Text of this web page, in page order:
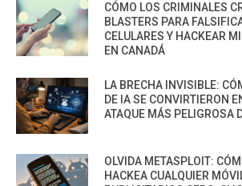
CÓMO LOS CRIMINALES
BLASTERS PARA
CELULARES Y HACKEAR
EN CANADÁ
LA BRECHA INVISIBLE:
DE IA SE CONVIRTIERON
ATAQUE MÁS PELIGROSA
OLVIDA METASPLOIT:
HACKEA CUALQUIER